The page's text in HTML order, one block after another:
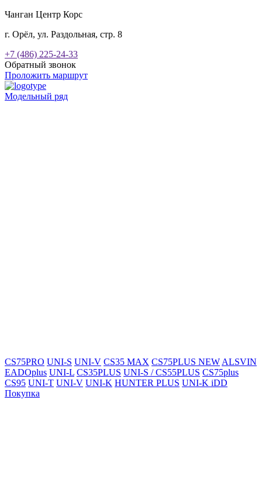
Чанган Центр Корс
г. Орёл, ул. Раздольная, стр. 8
+7 (486) 225-24-33
Обратный звонок
Проложить маршрут
Модельный ряд
CS75PRO UNI-S UNI-V CS35 MAX CS75PLUS NEW ALSVIN
EADOplus UNI-L CS35PLUS UNI-S / CS55PLUS CS75plus
CS95 UNI-T UNI-V UNI-K HUNTER PLUS UNI-K iDD
Покупка